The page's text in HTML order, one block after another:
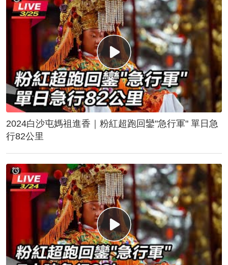
2024白沙屯媽祖進香｜粉紅超跑回鑾"急行軍" 單日急
行82公里